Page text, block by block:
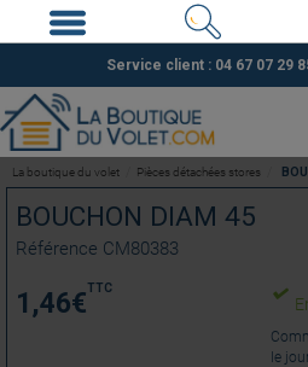
Service client : 04 67 07 29
BOUCHON DIAM 45
Référence CM80383
1,46€TTC
le
La boutique du volet Pièces détachées stores